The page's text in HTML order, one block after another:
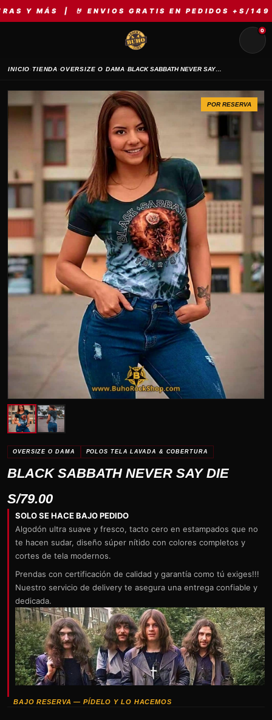
| 🤘 ENVIOS GRATIS EN PEDIDOS +S/149 | ⚡
0
INICIO›TIENDA›OVERSIZE O DAMA› BLACK SABBATH NEVER SAY DIE
POR RESERVA
OVERSIZE O DAMA POLOS TELA LAVADA & COBERTURA
BLACK SABBATH NEVER SAY DIE
S/79.00
SOLO SE HACE BAJO PEDIDO
Algodón ultra suave y fresco, tacto cero en estampados que no
te hacen sudar, diseño súper nítido con colores completos y
cortes de tela modernos.
Prendas con certificación de calidad y garantía como tú exiges!!!
Nuestro servicio de delivery te asegura una entrega confiable y
dedicada.
BAJO RESERVA — PÍDELO Y LO HACEMOS